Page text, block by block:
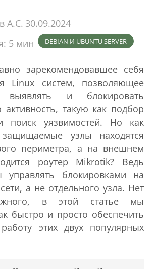
А.С. 30.09.2024
5 мин
DEBIAN И UBUNTU SERVER
зарекомендовавшее себя
Linux систем, позволяющее
выявлять и блокировать
активность, такую как подбор
поиск уязвимостей. Но как
узлы находятся
периметра, а на внешнем
роутер Mikrotik? Ведь
управлять блокировками на
а не отдельного узла. Нет
в этой статье мы
быстро и просто обеспечить
этих двух популярных